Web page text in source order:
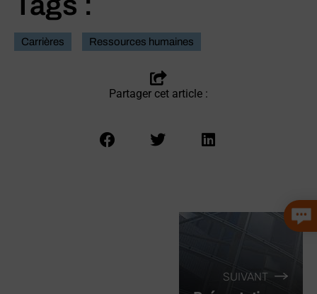
Carrières Ressources humaines
Partager cet article :
SUIVANT